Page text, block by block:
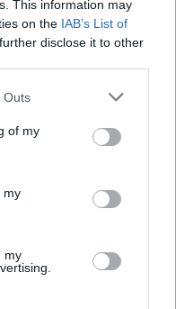
This information may
on the IAB’s List of
disclose it to other
Outs
of my
my
my
das habe ich leider
einen Rat